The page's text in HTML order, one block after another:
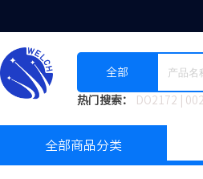
全部
热门搜索： DO2172
全部商品分类